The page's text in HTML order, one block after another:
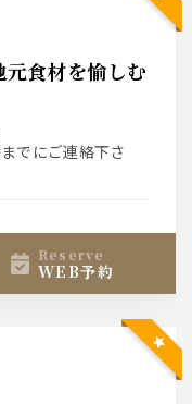
食材を愉しむ
でにご連絡下さ
下さい。
reserve
WEB予約